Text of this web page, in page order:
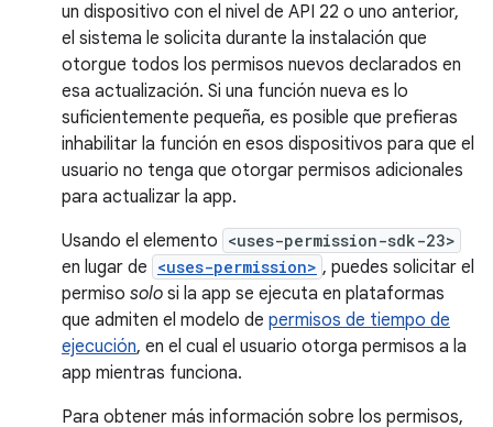
un dispositivo con el nivel de API 22 o uno anterior,
el sistema le solicita durante la instalación que
otorgue todos los permisos nuevos declarados en
esa actualización. Si una función nueva es lo
suficientemente pequeña, es posible que prefieras
inhabilitar la función en esos dispositivos para que el
usuario no tenga que otorgar permisos adicionales
para actualizar la app.
Usando el elemento <uses-permission-sdk-23>
en lugar de <uses-permission> , puedes solicitar el
permiso solo si la app se ejecuta en plataformas
que admiten el modelo de permisos de tiempo de
ejecución, en el cual el usuario otorga permisos a la
app mientras funciona.
Para obtener más información sobre los permisos,